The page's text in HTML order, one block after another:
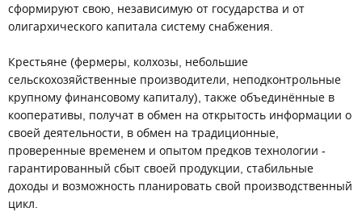
сформируют свою, независимую от государства и от
олигархического капитала систему снабжения.
Крестьяне (фермеры, колхозы, небольшие
сельскохозяйственные производители, неподконтрольные
крупному финансовому капиталу), также объединённые в
кооперативы, получат в обмен на открытость информации о
своей деятельности, в обмен на традиционные,
проверенные временем и опытом предков технологии -
гарантированный сбыт своей продукции, стабильные
доходы и возможность планировать свой производственный
цикл.